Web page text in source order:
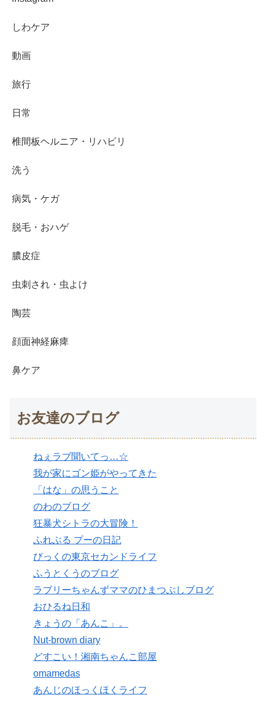
しわケア
動画
旅行
日常
椎間板ヘルニア・リハビリ
洗う
病気・ケガ
脱毛・おハゲ
膿皮症
虫刺され・虫よけ
陶芸
顔面神経麻痺
鼻ケア
お友達のブログ
ねぇラブ聞いてっ…☆
我が家にゴン姫がやってきた
「はな」の思うこと
のわのブログ
狂暴犬シトラの大冒険！
ふれぶる プーの日記
びっくの東京セカンドライフ
ふうとくうのブログ
ラブリーちゃんずママのひまつぶしブログ
おひるね日和
きょうの「あんこ」。
Nut-brown diary
どすこい！湘南ちゃんこ部屋
omamedas
あんじのほっくほくライフ